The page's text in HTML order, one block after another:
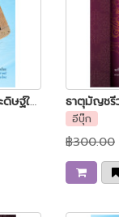
สารานุกรมคำประพันธ์ประดิษฐ์ใหม่
อีบุ๊ก
฿300.00